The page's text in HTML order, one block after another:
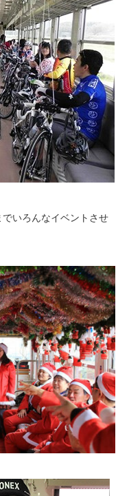
いろんなイベントさせ